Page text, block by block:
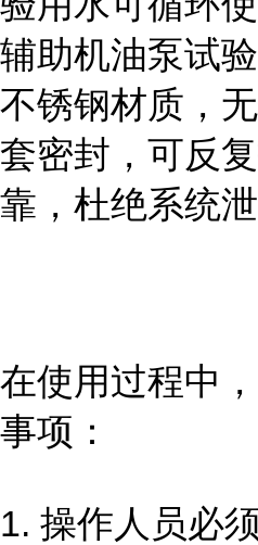
辅助机油泵试
不锈钢材质，
套密封，可反
靠，杜绝系统
在使用过程中
事项：
1. 操作人员必